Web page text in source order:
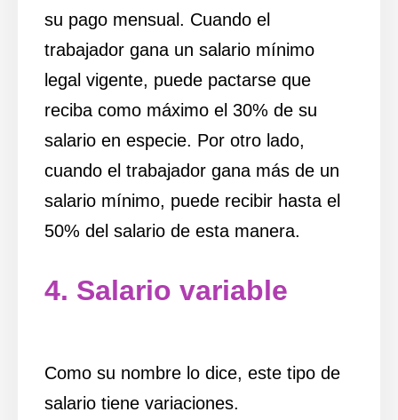
su pago mensual. Cuando el
trabajador gana un salario mínimo
legal vigente, puede pactarse que
reciba como máximo el 30% de su
salario en especie. Por otro lado,
cuando el trabajador gana más de un
salario mínimo, puede recibir hasta el
50% del salario de esta manera.
4. Salario variable
Como su nombre lo dice, este tipo de
salario tiene variaciones.